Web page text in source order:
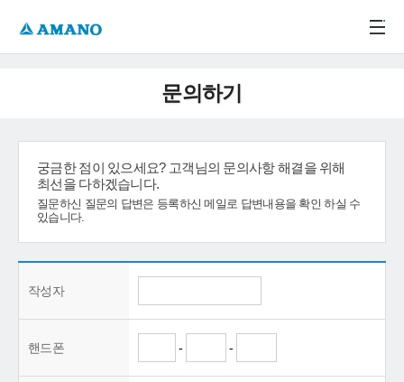
문의하기
궁금한 점이 있으세요? 고객님의 문의사항 해결을 위해
최선을 다하겠습니다.
질문하신 질문의 답변은 등록하신 메일로 답변내용을 확인 하실 수
있습니다.
작성자
핸드폰 - -